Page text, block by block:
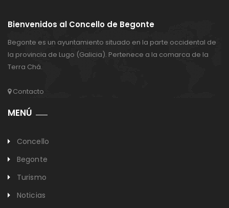
Bienvenidos al Concello de Begonte
Begonte es un ayuntamiento situado en la parte occidental de
la provincia de Lugo (Galicia). Pertenece a la comarca de la
Terra Chá.
Contacto
MENÚ
Concello
Begonte
Turismo
Noticias